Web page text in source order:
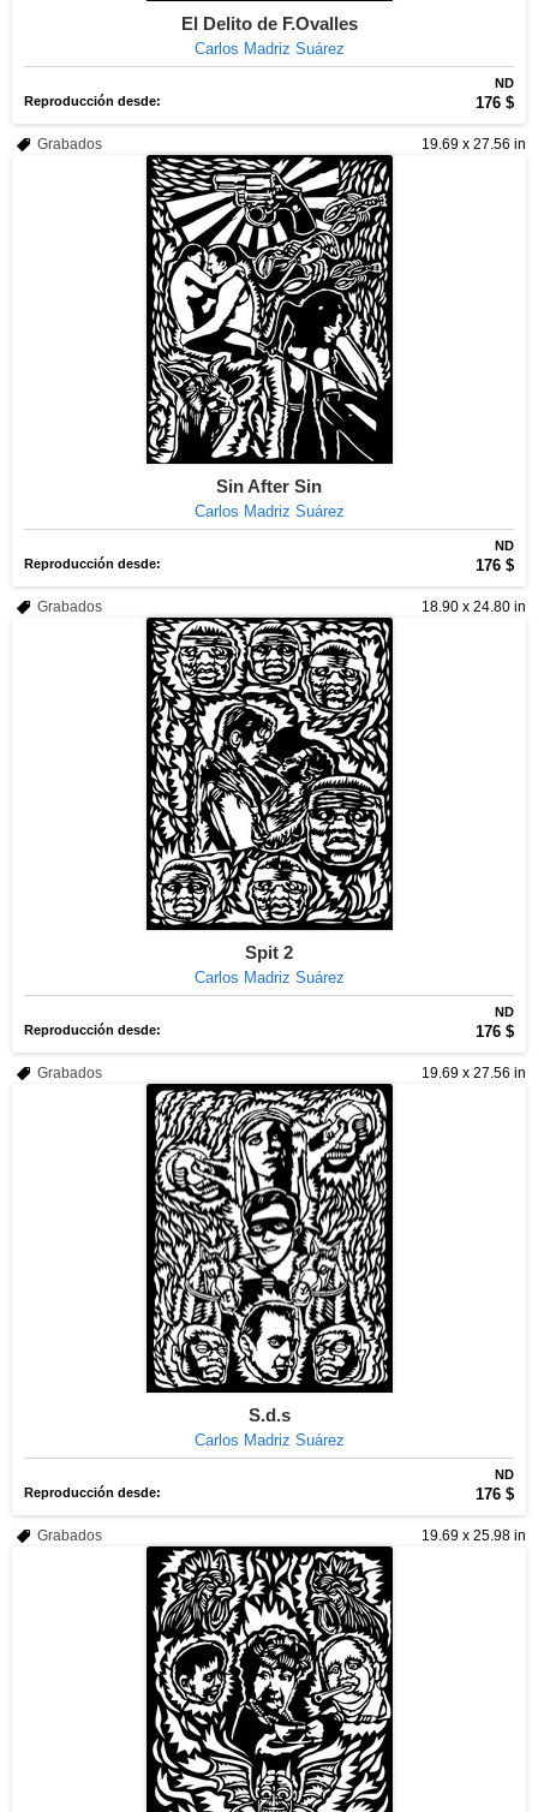
El Delito de F.Ovalles
Carlos Madriz Suárez
ND
Reproducción desde:
176 $
19.69 x 27.56 in
Grabados
Sin After Sin
Carlos Madriz Suárez
ND
Reproducción desde:
176 $
18.90 x 24.80 in
Grabados
Spit 2
Carlos Madriz Suárez
ND
Reproducción desde:
176 $
19.69 x 27.56 in
Grabados
S.d.s
Carlos Madriz Suárez
ND
Reproducción desde:
176 $
19.69 x 25.98 in
Grabados